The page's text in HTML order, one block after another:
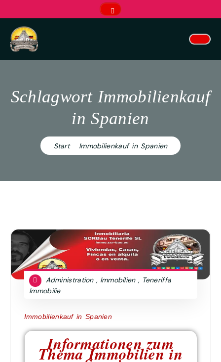
ri
Jahrelange Inselerfahrung für unsere Kunden.
Schlagwort Immobilienkauf
in Spanien
Start Immobilienkauf in Spanien
Administration, Immobilien, Teneriffa
Immobilie
Immobilienkauf in Spanien
Informationen zum
Thema Immobilien in